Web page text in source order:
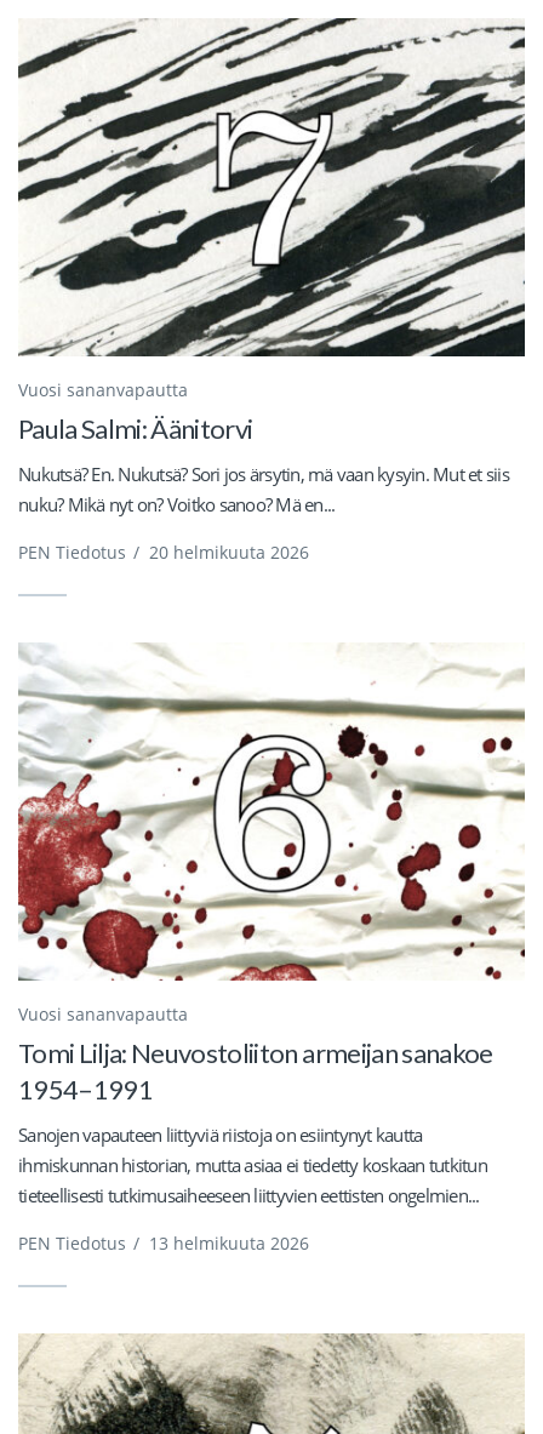
Vuosi sananvapautta
Paula Salmi: Äänitorvi
Nukutsä? En. Nukutsä? Sori jos ärsytin, mä vaan kysyin. Mut et siis
nuku? Mikä nyt on? Voitko sanoo? Mä en...
PEN Tiedotus / 20 helmikuuta 2026
Vuosi sananvapautta
Tomi Lilja: Neuvostoliiton armeijan sanakoe
1954–1991
Sanojen vapauteen liittyviä riistoja on esiintynyt kautta
ihmiskunnan historian, mutta asiaa ei tiedetty koskaan tutkitun
tieteellisesti tutkimusaiheeseen liittyvien eettisten ongelmien...
PEN Tiedotus / 13 helmikuuta 2026